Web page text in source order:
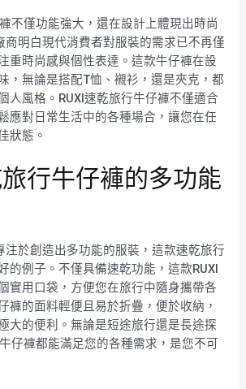
不僅功能強大，還在設計上體現出時尚
商明白現代消費者對服裝的需求已不再僅
重時尚感與個性表達。這款牛仔褲在設
，無論是搭配T恤、襯衫，還是夾克，都
人風格。RUXI速乾旅行牛仔褲不僅適合
應對日常生活中的各種場合，讓您在任
狀態。
行牛仔褲的多功能
注於創造出多功能的服裝，這款速乾旅行
的例子。不僅具備速乾功能，這款RUXI
實用口袋，方便您在旅行中隨身攜帶各
褲的面料輕便且易於折疊，便於收納，
大的便利。無論是短途旅行還是長途探
仔褲都能滿足您的各種需求，是您不可